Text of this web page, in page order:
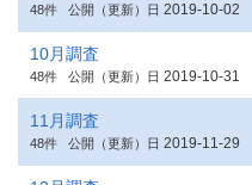
48件 公開（更新）日 2019-10-02
10月調査
48件 公開（更新）日 2019-10-31
11月調査
48件 公開（更新）日 2019-11-29